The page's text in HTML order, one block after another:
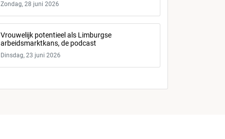
Zondag, 28 juni 2026
Vrouwelijk potentieel als Limburgse
arbeidsmarktkans, de podcast
Dinsdag, 23 juni 2026